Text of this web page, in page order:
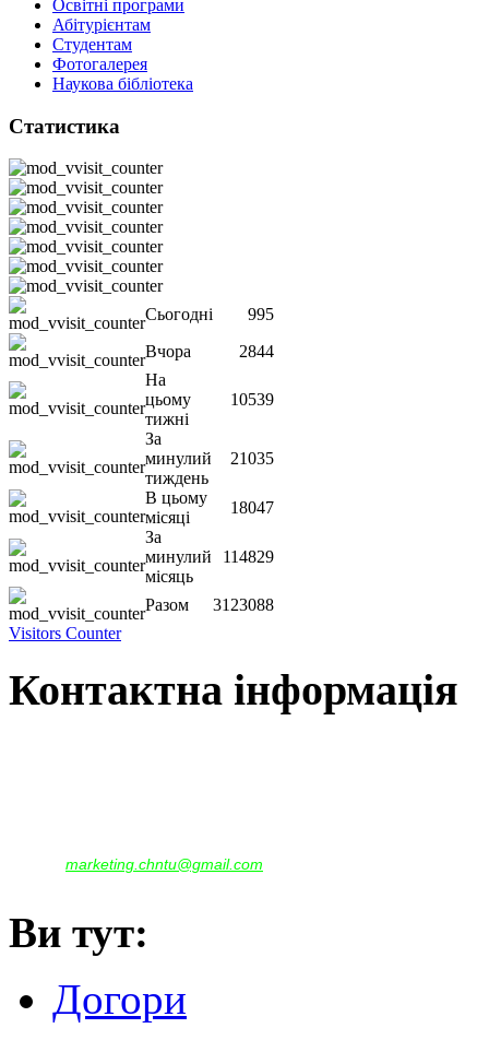
Освітні програми
Абітурієнтам
Студентам
Фотогалерея
Наукова бібліотека
Статистика
Сьогодні
995
Вчора
2844
На
цьому
тижні
10539
За
минулий
тиждень
21035
В цьому
місяці
18047
За
минулий
місяць
114829
Разом
3123088
Visitors Counter
Контактна інформація
marketing.chntu@gmail.com
Ви тут:
Догори